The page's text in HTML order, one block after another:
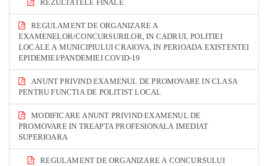
REZULTATELE FINALE
REGULAMENT DE ORGANIZARE A
EXAMENELOR/CONCURSURILOR, IN CADRUL POLITIEI
LOCALE A MUNICIPIULUI CRAIOVA, IN PERIOADA EXISTENTEI
EPIDEMIEI/PANDEMIEI COVID-19
ANUNT PRIVIND EXAMENUL DE PROMOVARE IN CLASA
PENTRU FUNCTIA DE POLITIST LOCAL
MODIFICARE ANUNT PRIVIND EXAMENUL DE
PROMOVARE IN TREAPTA PROFESIONALA IMEDIAT
SUPERIOARA
REGULAMENT DE ORGANIZARE A CONCURSULUI